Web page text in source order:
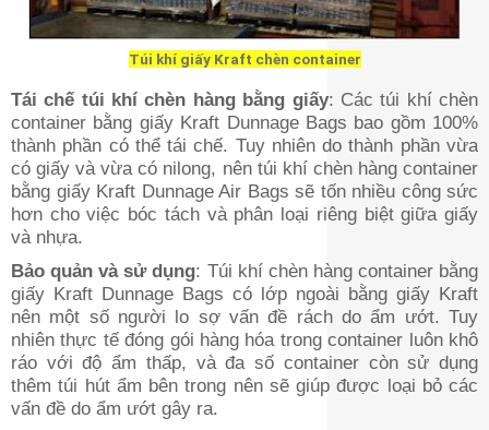
Túi khí giấy Kraft chèn container
Tái chế túi khí chèn hàng bằng giấy: Các túi khí chèn
container bằng giấy Kraft Dunnage Bags bao gồm 100%
thành phần có thể tái chế. Tuy nhiên do thành phần vừa
có giấy và vừa có nilong, nên túi khí chèn hàng container
bằng giấy Kraft Dunnage Air Bags sẽ tốn nhiều công sức
hơn cho việc bóc tách và phân loại riêng biệt giữa giấy
và nhựa.
Bảo quản và sử dụng: Túi khí chèn hàng container bằng
giấy Kraft Dunnage Bags có lớp ngoài bằng giấy Kraft
nên một số người lo sợ vấn đề rách do ẩm ướt. Tuy
nhiên thực tế đóng gói hàng hóa trong container luôn khô
ráo với độ ẩm thấp, và đa số container còn sử dụng
thêm túi hút ẩm bên trong nên sẽ giúp được loại bỏ các
vấn đề do ẩm ướt gây ra.